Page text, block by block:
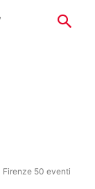
Firenze 50 eventi